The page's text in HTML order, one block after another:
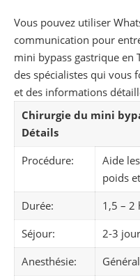
Vous pouvez utiliser
communication pour
mini bypass gastrique en
des spécialistes qui vous
et des informations
Chirurgie du mini
Détails
Procédure:
Aide
poids
Durée:
1,5 – 2
Séjour:
2-3
Anesthésie:
Général